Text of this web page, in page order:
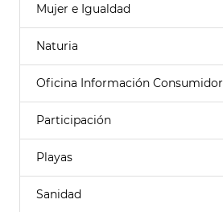
Mujer e Igualdad
Naturia
Oficina Información Consumidor
Participación
Playas
Sanidad